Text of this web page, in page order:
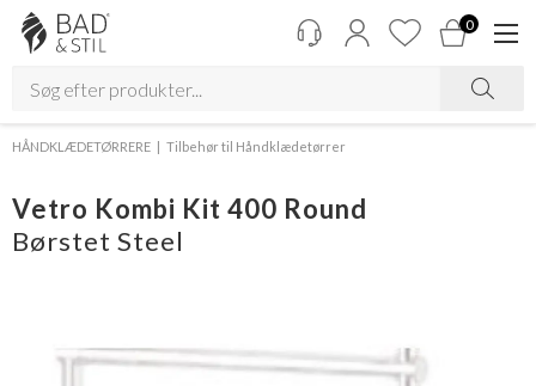
0
HÅNDKLÆDETØRRERE Tilbehør til Håndklædetørrer
Vetro Kombi Kit 400 Round
Børstet Steel